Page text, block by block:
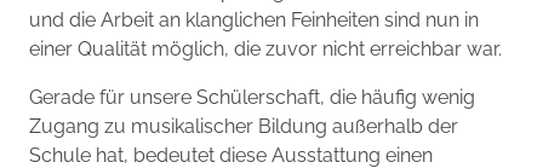
und die Arbeit an klanglichen Feinheiten sind nun in
einer Qualität möglich, die zuvor nicht erreichbar war.
Gerade für unsere Schülerschaft, die häufig wenig
Zugang zu musikalischer Bildung außerhalb der
Schule hat, bedeutet diese Ausstattung einen